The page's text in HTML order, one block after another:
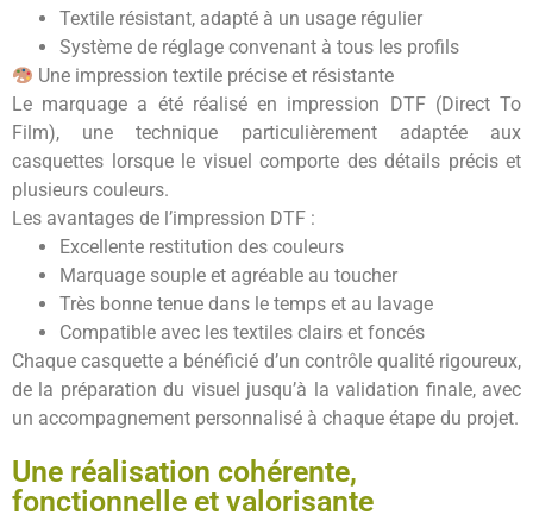
Textile résistant, adapté à un usage régulier
Système de réglage convenant à tous les profils
Une impression textile précise et résistante
Le marquage a été réalisé en impression DTF (Direct To
Film), une technique particulièrement adaptée aux
casquettes lorsque le visuel comporte des détails précis et
plusieurs couleurs.
Les avantages de l’impression DTF :
Excellente restitution des couleurs
Marquage souple et agréable au toucher
Très bonne tenue dans le temps et au lavage
Compatible avec les textiles clairs et foncés
Chaque casquette a bénéficié d’un contrôle qualité rigoureux,
de la préparation du visuel jusqu’à la validation finale, avec
un accompagnement personnalisé à chaque étape du projet.
Une réalisation cohérente,
fonctionnelle et valorisante